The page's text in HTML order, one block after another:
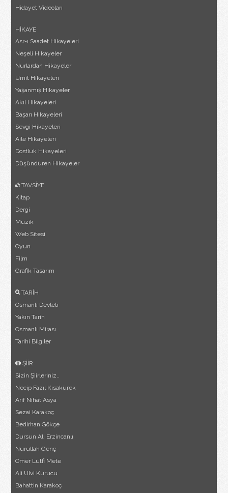
Hidayet Videoları
HİKAYE
Asr-ı Saadet Hikayeleri
Neşeli Hikayeler
Nurlardan Hikayeler
Ümit Hikayeleri
Yaşanmış Hikayeler
Akıl Hikayeleri
Başarı Hikayeleri
Sevgi Hikayeleri
Aile Hikayeleri
Dostluk Hikayeleri
Düşündüren Hikayeler
TAVSİYE
Kitap
Dergi
Müzik
Web Sitesi
Oyun
Film
Grafik Tasarım
TARİH
Osmanlı Devleti
Yakın Tarih
Osmanlı Mirası
Tarihi Bilgiler
ŞİİR
Sizin Şiirleriniz..
Necip Fazıl Kısakürek
Arif Nihat Asya
Sezai Karakoç
Bedirhan Gökçe
Dursun Ali Erzincanlı
Nurullah Genç
Ömer Lütfi Mete
Ali Ulvi Kurucu
Bahattin Karakoç